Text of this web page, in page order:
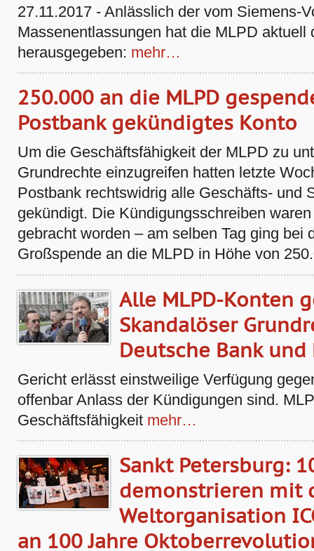
27.11.2017 - Anlässlich der vom Siemens-
Massenentlassungen hat die MLPD aktuell
herausgegeben: mehr…
250.000 an die MLPD
Postbank gekündigtes Konto
Um die Geschäftsfähigkeit der MLPD zu
Grundrechte einzugreifen hatten letzte
Postbank rechtswidrig alle Geschäfts- und
gekündigt. Die Kündigungsschreiben
gebracht worden – am selben Tag ging bei
Großspende an die MLPD in Höhe von
Alle MLPD-Konten
Skandalöser
Deutsche Bank und
Gericht erlässt einstweilige Verfügung
offenbar Anlass der Kündigungen sind.
Geschäftsfähigkeit mehr…
Sankt Petersburg:
demonstrieren mit
Weltorganisation
an 100 Jahre